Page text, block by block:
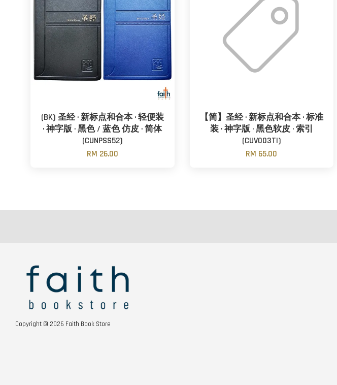
(BK) 圣经 · 新标点和合本 · 轻便装
· 神字版 · 黑色 / 蓝色 仿皮 · 简体
(CUNPSS52)
RM 26.00
【简】圣经 · 新标点和合本 · 标准
装 · 神字版 · 黑色软皮 · 索引
(CUV003TI)
RM 65.00
Copyright © 2026 Faith Book Store